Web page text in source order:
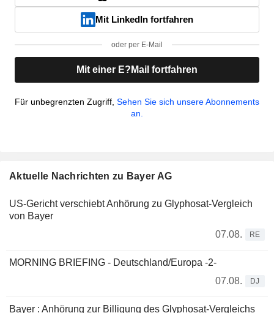
Mit LinkedIn fortfahren
oder per E-Mail
Mit einer E?Mail fortfahren
Für unbegrenzten Zugriff, Sehen Sie sich unsere Abonnements
an.
Aktuelle Nachrichten zu Bayer AG
US-Gericht verschiebt Anhörung zu Glyphosat-Vergleich
von Bayer
07.08.
RE
MORNING BRIEFING - Deutschland/Europa -2-
07.08.
DJ
Bayer : Anhörung zur Billigung des Glyphosat-Vergleichs